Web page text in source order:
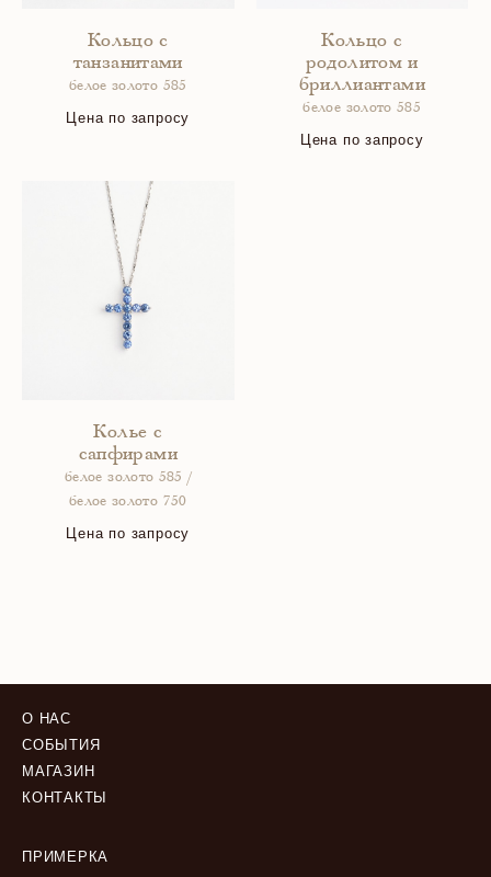
Кольцо c
танзанитами
белое золото 585
Цена по запросу
Кольцо с
родолитом и
бриллиантами
белое золото 585
Цена по запросу
Колье с
сапфирами
белое золото 585 /
белое золото 750
Цена по запросу
О НАС
СОБЫТИЯ
МАГАЗИН
КОНТАКТЫ
ПРИМЕРКА